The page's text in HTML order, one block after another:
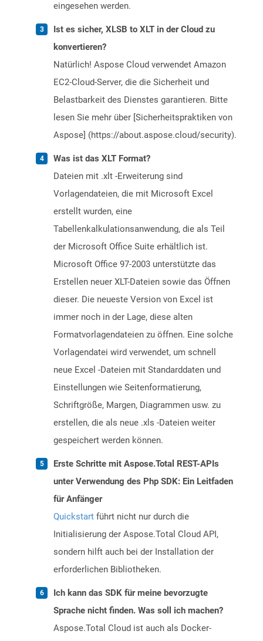
eingesehen werden.
Ist es sicher, XLSB to XLT in der Cloud zu
konvertieren?
Natürlich! Aspose Cloud verwendet Amazon
EC2-Cloud-Server, die die Sicherheit und
Belastbarkeit des Dienstes garantieren. Bitte
lesen Sie mehr über [Sicherheitspraktiken von
Aspose] (https://about.aspose.cloud/security).
Was ist das XLT Format?
Dateien mit .xlt -Erweiterung sind
Vorlagendateien, die mit Microsoft Excel
erstellt wurden, eine
Tabellenkalkulationsanwendung, die als Teil
der Microsoft Office Suite erhältlich ist.
Microsoft Office 97-2003 unterstützte das
Erstellen neuer XLT-Dateien sowie das Öffnen
dieser. Die neueste Version von Excel ist
immer noch in der Lage, diese alten
Formatvorlagendateien zu öffnen. Eine solche
Vorlagendatei wird verwendet, um schnell
neue Excel -Dateien mit Standarddaten und
Einstellungen wie Seitenformatierung,
Schriftgröße, Margen, Diagrammen usw. zu
erstellen, die als neue .xls -Dateien weiter
gespeichert werden können.
Erste Schritte mit Aspose.Total REST-APIs
unter Verwendung des Php SDK: Ein Leitfaden
für Anfänger
Quickstart führt nicht nur durch die
Initialisierung der Aspose.Total Cloud API,
sondern hilft auch bei der Installation der
erforderlichen Bibliotheken.
Ich kann das SDK für meine bevorzugte
Sprache nicht finden. Was soll ich machen?
Aspose.Total Cloud ist auch als Docker-